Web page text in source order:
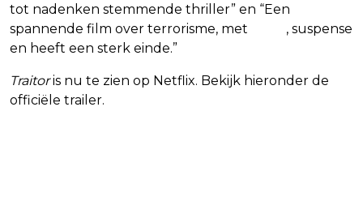
tot nadenken stemmende thriller” en “Een
spannende film over terrorisme, met
, suspense
en heeft een sterk einde.”
Traitoris nu te zien op Netflix. Bekijk hieronder de
officiële trailer.